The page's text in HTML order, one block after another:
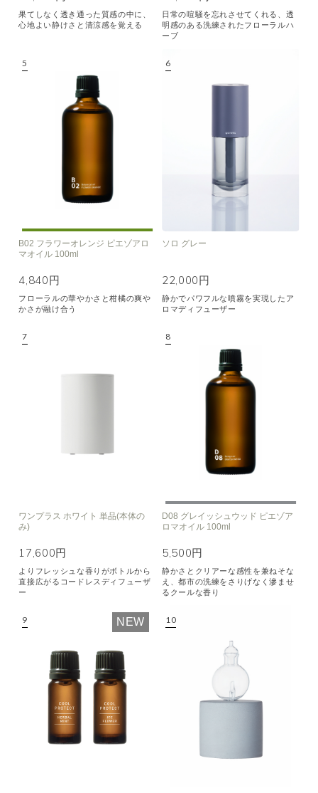
果てしなく透き通った質感の中に、
心地よい静けさと清涼感を覚える
日常の喧騒を忘れさせてくれる、透
明感のある洗練されたフローラルハ
ーブ
B02 フラワーオレンジ ピエゾアロ
マオイル 100ml
4,840円
フローラルの華やかさと柑橘の爽や
かさが融け合う
ソロ グレー
22,000円
静かでパワフルな噴霧を実現したア
ロマディフューザー
ワンプラス ホワイト 単品(本体の
み)
17,600円
よりフレッシュな香りがボトルから
直接広がるコードレスディフューザ
ー
D08 グレイッシュウッド ピエゾア
ロマオイル 100ml
5,500円
静かさとクリアーな感性を兼ねそな
え、都市の洗練をさりげなく滲ませ
るクールな香り
NEW